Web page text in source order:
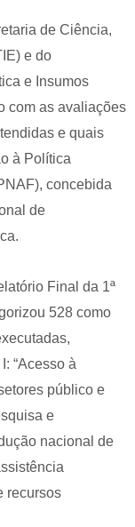
de Ciência,
e do
e Insumos
com as avaliações
e quais
à Política
concebida
de
Final da 1ª
528 como
“Acesso à
público e
e
nacional de
recursos